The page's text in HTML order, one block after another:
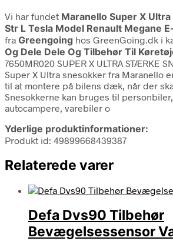
Vi har fundet Maranello Super X
Str L Tesla Model Renault Megane
fra Greengoing hos GreenGoing.dk i
Og Dele Dele Og Tilbehør Til
7650MR020 SUPER X ULTRA STÆRKE
Super X Ultra snesokker fra Maranello
til at montere på bilens dæk, når der
Snesokkerne kan bruges til personbiler,
autocampere, varebiler o
Yderlige produktinformationer:
Produkt id: 49899668439387
Relaterede varer
Defa Dvs90 Tilbehør
Bevægelsessensor